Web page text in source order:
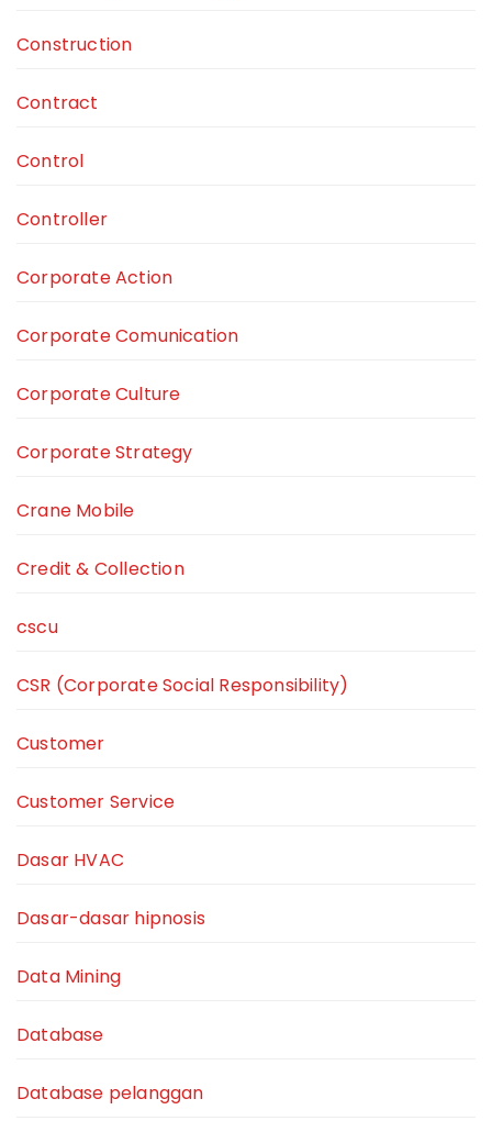
Construction
Contract
Control
Controller
Corporate Action
Corporate Comunication
Corporate Culture
Corporate Strategy
Crane Mobile
Credit & Collection
cscu
CSR (Corporate Social Responsibility)
Customer
Customer Service
Dasar HVAC
Dasar-dasar hipnosis
Data Mining
Database
Database pelanggan